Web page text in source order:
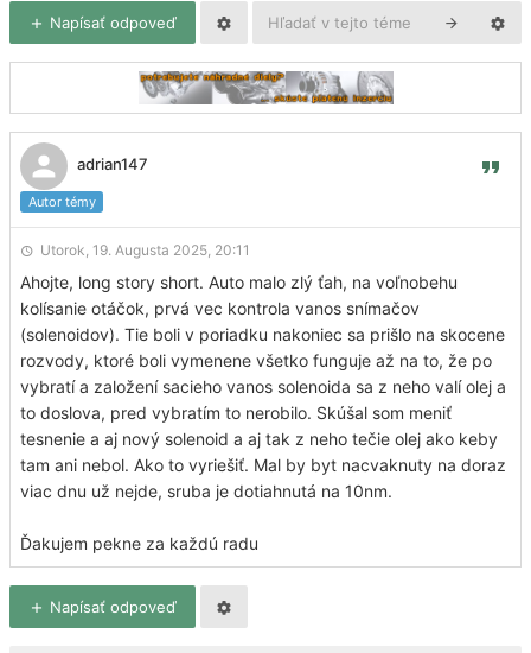
Napísať odpoveď
adrian147
Autor témy
Utorok, 19. Augusta 2025, 20:11
Ahojte, long story short. Auto malo zlý ťah, na voľnobehu
kolísanie otáčok, prvá vec kontrola vanos snímačov
(solenoidov). Tie boli v poriadku nakoniec sa prišlo na skocene
rozvody, ktoré boli vymenene všetko funguje až na to, že po
vybratí a založení sacieho vanos solenoida sa z neho valí olej a
to doslova, pred vybratím to nerobilo. Skúšal som meniť
tesnenie a aj nový solenoid a aj tak z neho tečie olej ako keby
tam ani nebol. Ako to vyriešiť. Mal by byt nacvaknuty na doraz
viac dnu už nejde, sruba je dotiahnutá na 10nm.
Ďakujem pekne za každú radu
Napísať odpoveď